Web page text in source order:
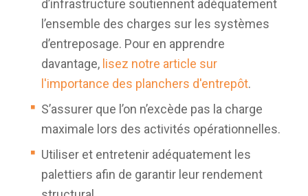
d’infrastructure soutiennent adéquatement
l’ensemble des charges sur les systèmes
d’entreposage. Pour en apprendre
davantage, lisez notre article sur
l'importance des planchers d'entrepôt.
S’assurer que l’on n’excède pas la charge
maximale lors des activités opérationnelles.
Utiliser et entretenir adéquatement les
palettiers afin de garantir leur rendement